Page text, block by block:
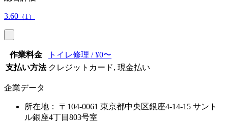
3.60 （1）
作業料金
トイレ修理 / ¥0〜
支払い方法 クレジットカード, 現金払い
企業データ
所在地：
〒104-0061 東京都中央区銀座4-14-15 サント
ル銀座4丁目803号室